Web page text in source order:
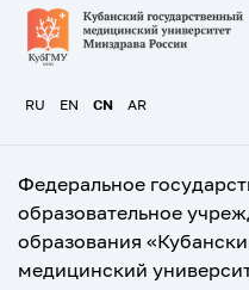
RU EN CN AR
Федеральное
образовательное
образования
медицинский